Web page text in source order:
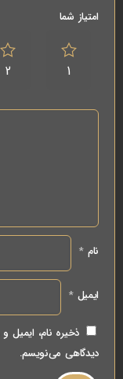
امتیاز شما
1
2
نام*
ایمیل*
ذخیره نام، ایمیل
دیدگاهی می‌نویسم.